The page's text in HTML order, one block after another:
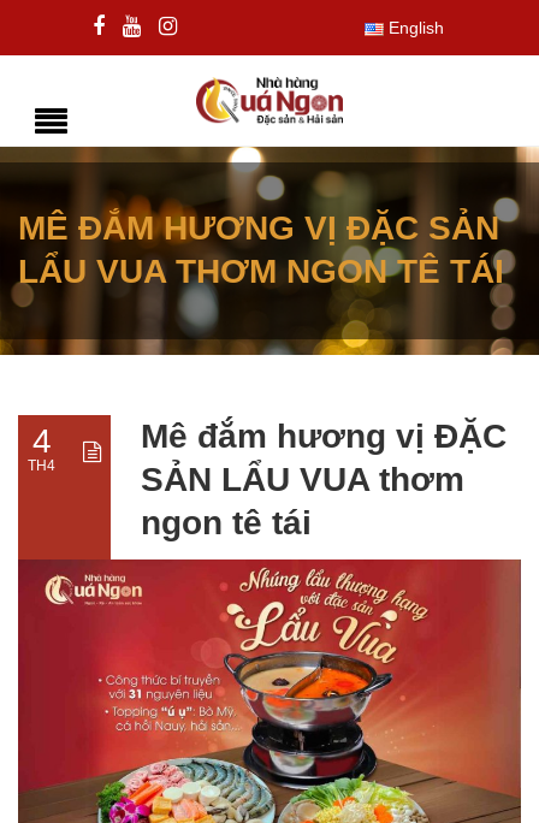
English
MÊ ĐẮM HƯƠNG VỊ ĐẶC SẢN
LẨU VUA THƠM NGON TÊ TÁI
4
TH4
Mê đắm hương vị ĐẶC
SẢN LẨU VUA thơm
ngon tê tái